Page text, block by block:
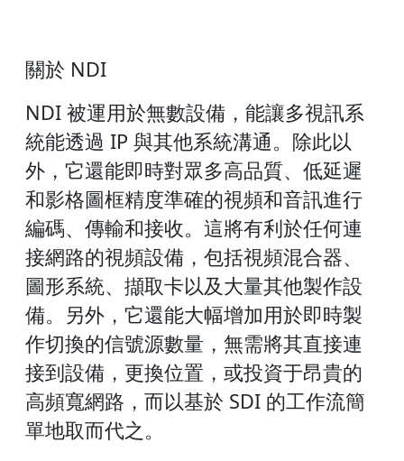
關於 NDI
NDI 被運用於無數設備，能讓多視訊系
統能透過 IP 與其他系統溝通。除此以
外，它還能即時對眾多高品質、低延遲
和影格圖框精度準確的視頻和音訊進行
編碼、傳輸和接收。這將有利於任何連
接網路的視頻設備，包括視頻混合器、
圖形系統、擷取卡以及大量其他製作設
備。另外，它還能大幅增加用於即時製
作切換的信號源數量，無需將其直接連
接到設備，更換位置，或投資于昂貴的
高頻寬網路，而以基於 SDI 的工作流簡
單地取而代之。